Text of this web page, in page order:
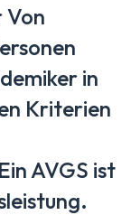
Von
in
Kriterien
AVGS ist